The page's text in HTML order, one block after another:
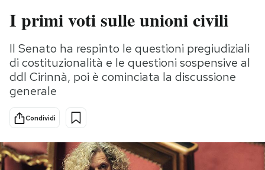
Italia
Politica
Tecnologia
Internet
Scienza
Cultura
Economia
Sport
Moda
Consumismi
Storie/Idee
Altrecose
Mondiali calcio 2026
I primi voti sulle unioni civili
Il Senato ha respinto le questioni pregiudiziali
di costituzionalità e le questioni sospensive al
ddl Cirinnà, poi è cominciata la discussione
generale
Condividi